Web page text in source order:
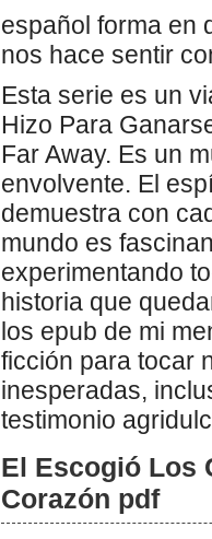
español forma en
nos hace sentir
Esta serie es un
Hizo Para
Far Away. Es un
envolvente. El
demuestra con
mundo es
experimentando
historia que
los epub de mi
ficción para tocar
inesperadas,
testimonio
El Escogió Los
Corazón pdf